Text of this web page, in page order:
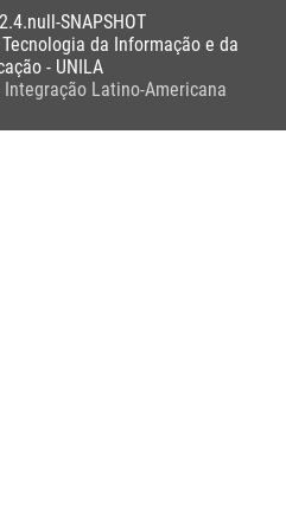
SNAPSHOT
da Informação e da
- UNILA
Latino-Americana